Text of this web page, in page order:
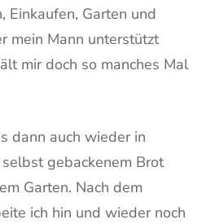
Einkaufen, Garten und
mein Mann unterstützt
mir doch so manches Mal
dann auch wieder in
gebackenem Brot
Garten. Nach dem
ich hin und wieder noch